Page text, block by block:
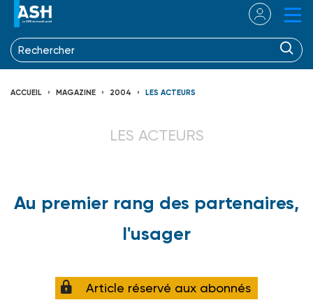
ACCUEIL MAGAZINE 2004 LES ACTEURS
LES ACTEURS
Au premier rang des partenaires,
l'usager
Article réservé aux abonnés